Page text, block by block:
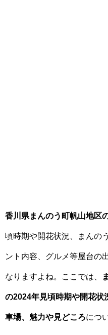
香川県まんのう町帆山地区
頃時期や開花状況、まんの
ント内容、グルメ等屋台の
なりますよね。ここでは、
の2024年見頃時期や開花状
車場、魅力や見どころにつ